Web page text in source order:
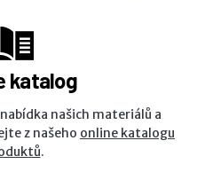
katalog
našich materiálů a
z našeho online katalogu
.